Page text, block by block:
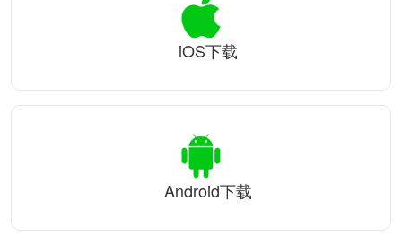
iOS下载
Android下载